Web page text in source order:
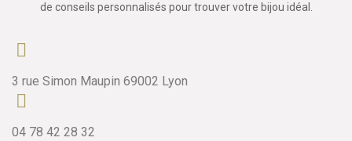
de conseils personnalisés pour trouver votre bijou idéal.
3 rue Simon Maupin 69002 Lyon
04 78 42 28 32